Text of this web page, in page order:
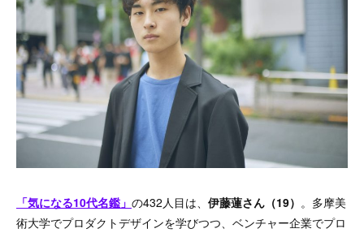
「気になる10代名鑑」 の432人目は、 伊藤蓮さん（19） 。多摩美
術大学でプロダクトデザインを学びつつ、ベンチャー企業でプロ